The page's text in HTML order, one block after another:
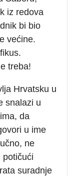
iz redova
bi bio
većine.
treba!
Hrvatsku u
snalazi u
da
u ime
ne
potičući
suradnje